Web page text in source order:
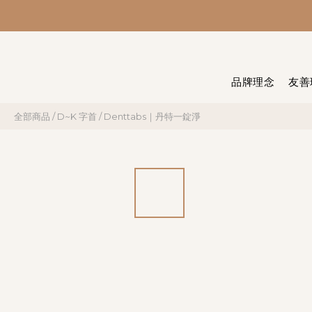
品牌理念 友
全部商品 /D~K 字首 /Denttabs｜丹特一錠淨